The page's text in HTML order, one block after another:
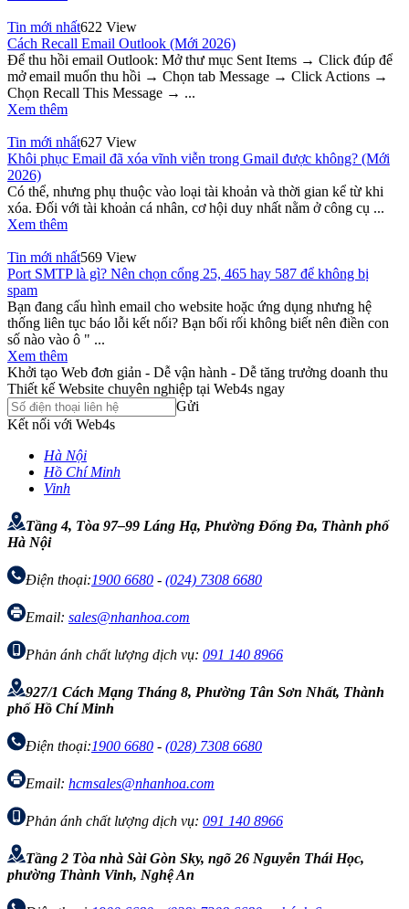
Tin mới nhất622 View
Cách Recall Email Outlook (Mới 2026)
Để thu hồi email Outlook: Mở thư mục Sent Items → Click đúp để
mở email muốn thu hồi → Chọn tab Message → Click Actions →
Chọn Recall This Message → ...
Xem thêm
Tin mới nhất627 View
Khôi phục Email đã xóa vĩnh viễn trong Gmail được không? (Mới
2026)
Có thể, nhưng phụ thuộc vào loại tài khoản và thời gian kể từ khi
xóa. Đối với tài khoản cá nhân, cơ hội duy nhất nằm ở công cụ ...
Xem thêm
Tin mới nhất569 View
Port SMTP là gì? Nên chọn cổng 25, 465 hay 587 để không bị
spam
Bạn đang cấu hình email cho website hoặc ứng dụng nhưng hệ
thống liên tục báo lỗi kết nối? Bạn bối rối không biết nên điền con
số nào vào ô " ...
Xem thêm
Khởi tạo Web đơn giản - Dễ vận hành - Dễ tăng trưởng doanh thu
Thiết kế Website chuyên nghiệp tại Web4s ngay
Gửi
Kết nối với Web4s
Hà Nội
Hồ Chí Minh
Vinh
Tầng 4, Tòa 97–99 Láng Hạ, Phường Đống Đa, Thành phố
Hà Nội
Điện thoại:1900 6680 - (024) 7308 6680
Email: sales@nhanhoa.com
Phản ánh chất lượng dịch vụ: 091 140 8966
927/1 Cách Mạng Tháng 8, Phường Tân Sơn Nhất, Thành
phố Hồ Chí Minh
Điện thoại:1900 6680 - (028) 7308 6680
Email: hcmsales@nhanhoa.com
Phản ánh chất lượng dịch vụ: 091 140 8966
Tầng 2 Tòa nhà Sài Gòn Sky, ngõ 26 Nguyễn Thái Học,
phường Thành Vinh, Nghệ An